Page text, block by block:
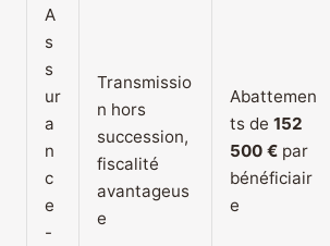
A
s
s
ur
a
n
c
e
-
Transmissio
n hors
succession,
fiscalité
avantageus
e
Abattemen
ts de 152
500 € par
bénéficiair
e